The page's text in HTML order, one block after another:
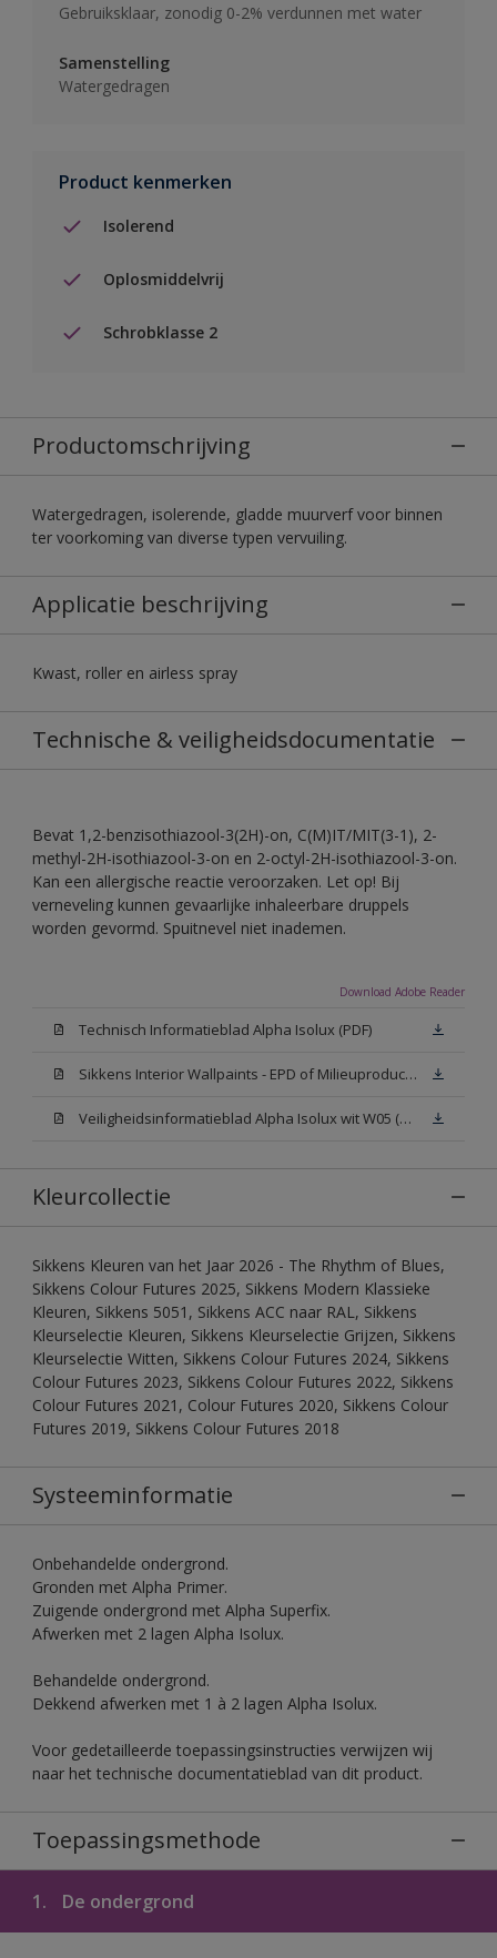
Gebruiksklaar, zonodig 0-2% verdunnen met water
Samenstelling
Watergedragen
Product kenmerken
Isolerend
Oplosmiddelvrij
Schrobklasse 2
Productomschrijving
Watergedragen, isolerende, gladde muurverf voor binnen
ter voorkoming van diverse typen vervuiling.
Applicatie beschrijving
Kwast, roller en airless spray
Technische & veiligheidsdocumentatie
Bevat 1,2-benzisothiazool-3(2H)-on, C(M)IT/MIT(3-1), 2-
methyl-2H-isothiazool-3-on en 2-octyl-2H-isothiazool-3-on.
Kan een allergische reactie veroorzaken. Let op! Bij
verneveling kunnen gevaarlijke inhaleerbare druppels
worden gevormd. Spuitnevel niet inademen.
Download Adobe Reader
Technisch Informatieblad Alpha Isolux (PDF)
Sikkens Interior Wallpaints - EPD of Milieuproductverklaring
Veiligheidsinformatieblad Alpha Isolux wit W05 (SDS)
Kleurcollectie
Sikkens Kleuren van het Jaar 2026 - The Rhythm of Blues,
Sikkens Colour Futures 2025, Sikkens Modern Klassieke
Kleuren, Sikkens 5051, Sikkens ACC naar RAL, Sikkens
Kleurselectie Kleuren, Sikkens Kleurselectie Grijzen, Sikkens
Kleurselectie Witten, Sikkens Colour Futures 2024, Sikkens
Colour Futures 2023, Sikkens Colour Futures 2022, Sikkens
Colour Futures 2021, Colour Futures 2020, Sikkens Colour
Futures 2019, Sikkens Colour Futures 2018
Systeeminformatie
Onbehandelde ondergrond.
Gronden met Alpha Primer.
Zuigende ondergrond met Alpha Superfix.
Afwerken met 2 lagen Alpha Isolux.
Behandelde ondergrond.
Dekkend afwerken met 1 à 2 lagen Alpha Isolux.
Voor gedetailleerde toepassingsinstructies verwijzen wij
naar het technische documentatieblad van dit product.
Toepassingsmethode
1. De ondergrond